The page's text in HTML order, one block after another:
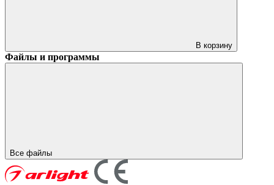
В корзину
Файлы и программы
Все файлы